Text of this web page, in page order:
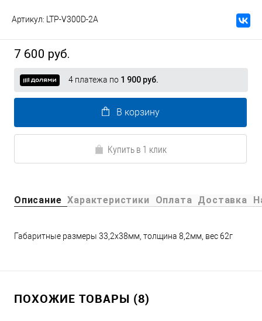
Артикул: LTP-V300D-2A
7 600 руб.
4 платежа по 1 900 руб.
В корзину
Купить в 1 клик
Описание Характеристики Оплата Доставка
Габаритные размеры 33,2x38мм, толщина 8,2мм, вес 62г
ПОХОЖИЕ ТОВАРЫ (8)